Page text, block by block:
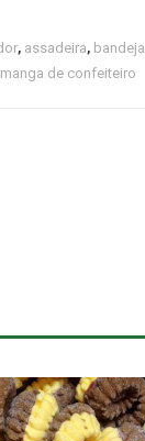
, assadeira, bandeja
manga de confeiteiro